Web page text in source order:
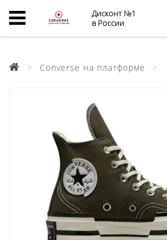
Дисконт №1
в России
Converse на платформе